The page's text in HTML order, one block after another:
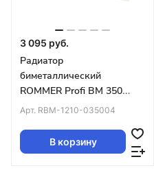
3 095 руб.
Радиатор
биметаллический
ROMMER Profi BM 350
(BI350-80-80-130) 4
Арт. RBM-1210-035004
В корзину